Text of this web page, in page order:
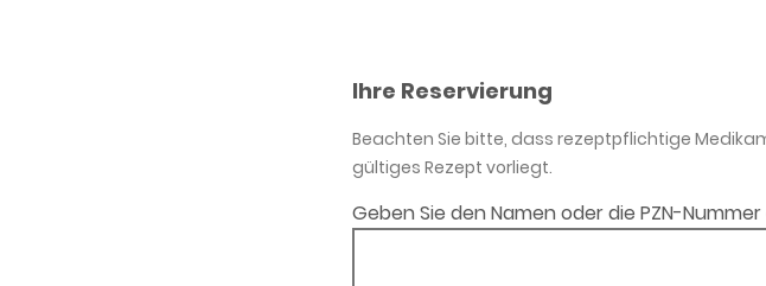
Ihre Reservierung
Beachten Sie bitte, dass rezeptpflichtige
gültiges Rezept vorliegt.
Geben Sie den Namen oder die PZN-